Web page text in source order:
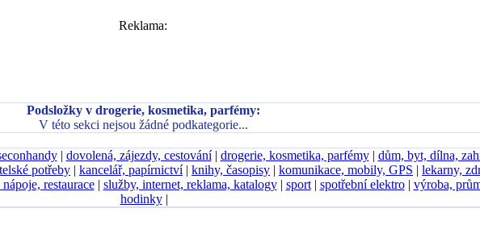
Reklama:
Podsložky v drogerie, kosmetika, parfémy:
V této sekci nejsou žádné podkategorie...
| dovolená, zájezdy, cestování| drogerie, kosmetika, parfémy| dům, byt, dílna,
potřeby | kancelář, papírnictví| knihy, časopisy | komunikace, mobily, GPS | lekarny,
restaurace| služby, internet, reklama, katalogy| sport| spotřební elektro| výroba,
hodinky|